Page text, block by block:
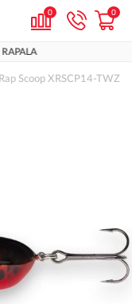
0 0
Scoop XRSCP14-TWZ